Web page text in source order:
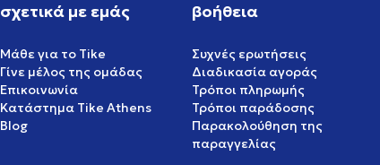
σχετικά με εμάς
Μάθε για το Tike
Γίνε μέλος της ομάδας
Επικοινωνία
Κατάστημα Tike Athens
Blog
βοήθεια
Συχνές ερωτήσεις
Διαδικασία αγοράς
Τρόποι πληρωμής
Τρόποι παράδοσης
Παρακολούθηση της
παραγγελίας